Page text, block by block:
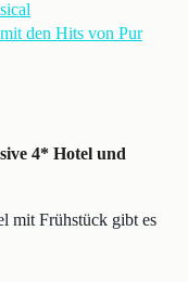
den Hits von Pur
4* Hotel und
mit Frühstück gibt es